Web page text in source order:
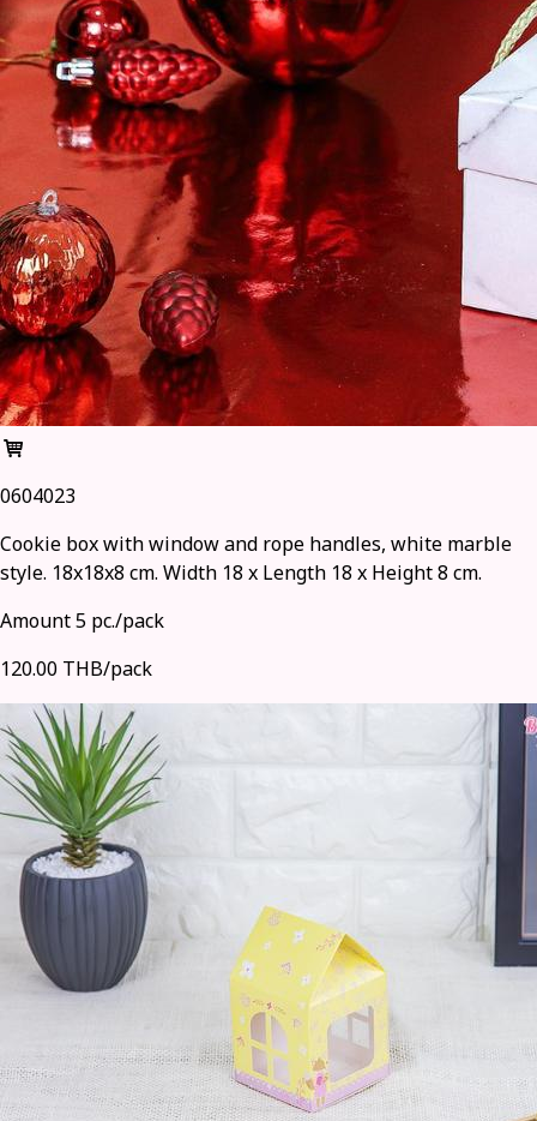
0604023
Cookie box with window and rope handles, white marble
style. 18x18x8 cm. Width 18 x Length 18 x Height 8 cm.
Amount 5 pc./pack
120.00 THB/pack